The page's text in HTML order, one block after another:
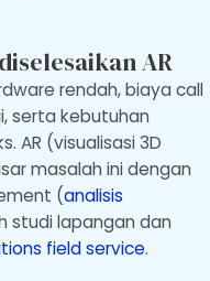
AR
rendah, biaya call
serta kebutuhan
AR (visualisasi 3D
masalah ini dengan
(analisis
studi lapangan dan
field service.